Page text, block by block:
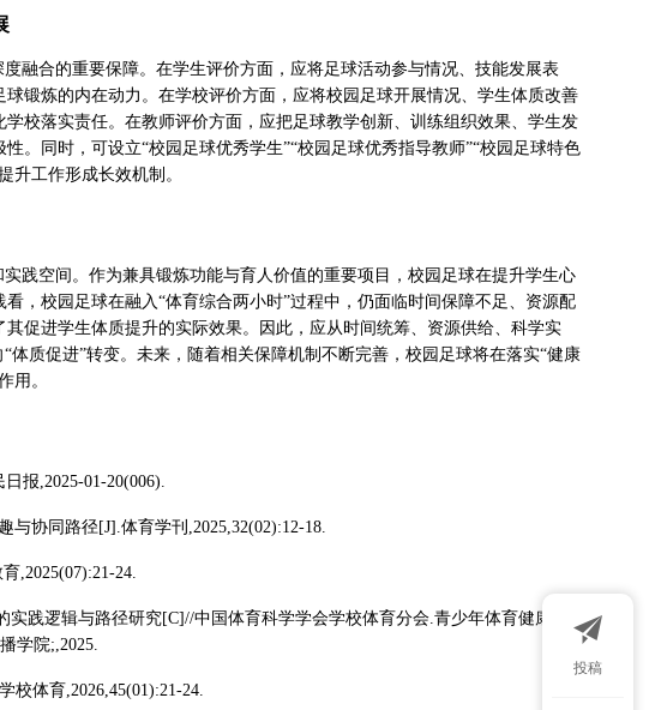
融合的重要保障。在学生评价方面，应将足球活动参与情况、技能发展表
锻炼的内在动力。在学校评价方面，应将校园足球开展情况、学生体质改善
校落实责任。在教师评价方面，应把足球教学创新、训练组织效果、学生发
。同时，可设立“校园足球优秀学生”“校园足球优秀指导教师”“校园足球特色
升工作形成长效机制。
践空间。作为兼具锻炼功能与育人价值的重要项目，校园足球在提升学生心
，校园足球在融入“体育综合两小时”过程中，仍面临时间保障不足、资源配
促进学生体质提升的实际效果。因此，应从时间统筹、资源供给、科学实
质促进”转变。未来，随着相关保障机制不断完善，校园足球将在落实“健康
用。
报,2025-01-20(006).
协同路径[J].体育学刊,2025,32(02):12-18.
,2025(07):21-24.
践逻辑与路径研究[C]//中国体育科学学会学校体育分会.青少年体育健康促
学院;,2025.
校体育,2026,45(01):21-24.
投稿